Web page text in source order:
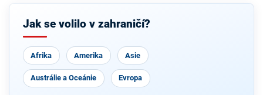
Jak se volilo v zahraničí?
Afrika Amerika Asie
Austrálie a Oceánie Evropa